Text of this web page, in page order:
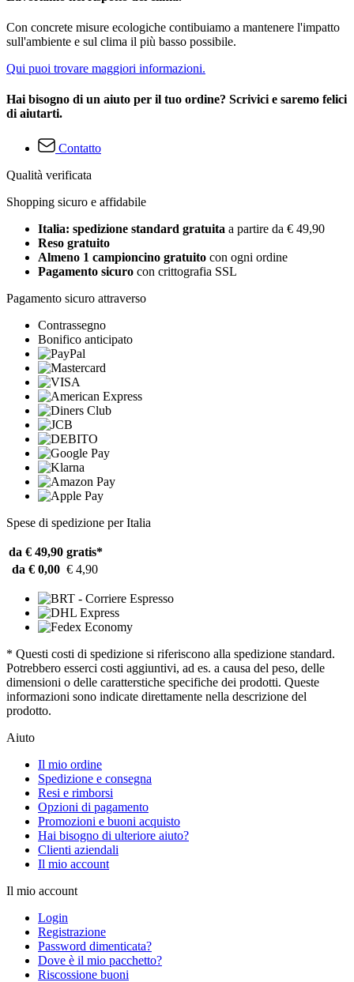
Con concrete misure ecologiche contibuiamo a mantenere l'impatto
sull'ambiente e sul clima il più basso possibile.
Qui puoi trovare maggiori informazioni.
Hai bisogno di un aiuto per il tuo ordine? Scrivici e saremo felici
di aiutarti.
Contatto
Qualità verificata
Shopping sicuro e affidabile
Italia: spedizione standard gratuita a partire da € 49,90
Reso gratuito
Almeno 1 campioncino gratuito con ogni ordine
Pagamento sicuro con crittografia SSL
Pagamento sicuro attraverso
Contrassegno
Bonifico anticipato
Spese di spedizione per Italia
da € 49,90 gratis*
da € 0,00 € 4,90
* Questi costi di spedizione si riferiscono alla spedizione standard.
Potrebbero esserci costi aggiuntivi, ad es. a causa del peso, delle
dimensioni o delle caratterstiche specifiche dei prodotti. Queste
informazioni sono indicate direttamente nella descrizione del
prodotto.
Aiuto
Il mio ordine
Spedizione e consegna
Resi e rimborsi
Opzioni di pagamento
Promozioni e buoni acquisto
Hai bisogno di ulteriore aiuto?
Clienti aziendali
Il mio account
Il mio account
Login
Registrazione
Password dimenticata?
Dove è il mio pacchetto?
Riscossione buoni